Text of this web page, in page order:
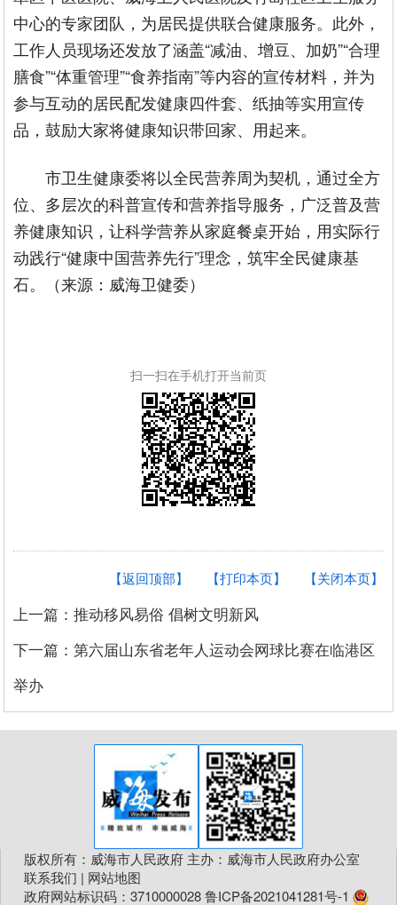
中心的专家团队，为居民提供联合健康服务。此外，
工作人员现场还发放了涵盖“减油、增豆、加奶”“合理
膳食”“体重管理”“食养指南”等内容的宣传材料，并为
参与互动的居民配发健康四件套、纸抽等实用宣传
品，鼓励大家将健康知识带回家、用起来。
市卫生健康委将以全民营养周为契机，通过全方
位、多层次的科普宣传和营养指导服务，广泛普及营
养健康知识，让科学营养从家庭餐桌开始，用实际行
动践行“健康中国营养先行”理念，筑牢全民健康基
石。（来源：威海卫健委）
扫一扫在手机打开当前页
【关闭本页】
【打印本页】
【返回顶部】
上一篇：推动移风易俗 倡树文明新风
下一篇：第六届山东省老年人运动会网球比赛在临港区
举办
版权所有：威海市人民政府 主办：威海市人民政府办公室
联系我们 | 网站地图
政府网站标识码：3710000028鲁ICP备2021041281号-1